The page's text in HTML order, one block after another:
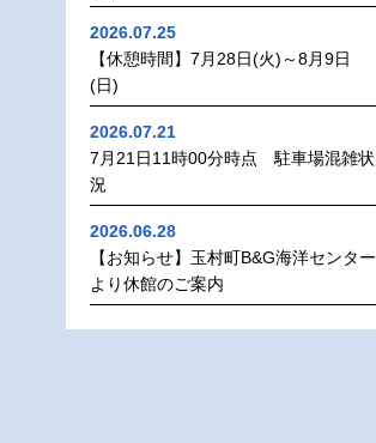
2026.07.25
【休憩時間】7月28日(火)～8月9日
(日)
2026.07.21
7月21日11時00分時点 駐車場混雑状
況
2026.06.28
【お知らせ】玉村町B&G海洋センター
より休館のご案内